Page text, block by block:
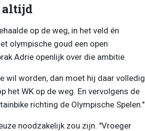
altijd
op de weg, in het veld én
olympische goud een open
Adrie openlijk over die ambitie.
wil worden, dan moet hij daar volledig
het WK op de weg. En vervolgens de
richting de Olympische Spelen."
noodzakelijk zou zijn. "Vroeger